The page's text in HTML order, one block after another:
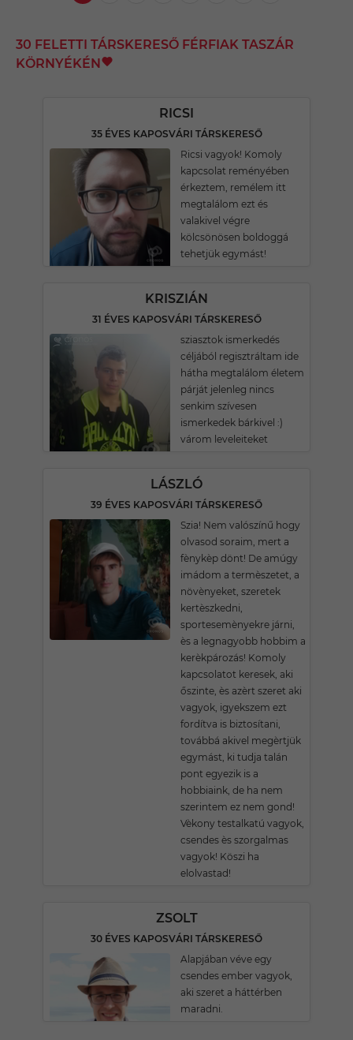
30 FELETTI TÁRSKERESŐ FÉRFIAK TASZÁR
KÖRNYÉKÉN
RICSI
35 ÉVES KAPOSVÁRI TÁRSKERESŐ
Ricsi vagyok! Komoly
kapcsolat reményében
érkeztem, remélem itt
megtalálom ezt és
valakivel végre
kölcsönösen boldoggá
tehetjük egymást!
KRISZIÁN
31 ÉVES KAPOSVÁRI TÁRSKERESŐ
sziasztok ismerkedés
céljából regisztráltam ide
hátha megtalálom életem
párját jelenleg nincs
senkim szívesen
ismerkedek bárkivel :)
várom leveleiteket
LÁSZLÓ
39 ÉVES KAPOSVÁRI TÁRSKERESŐ
Szia! Nem valószínű hogy
olvasod soraim, mert a
fènykèp dönt! De amúgy
imádom a termèszetet, a
növènyeket, szeretek
kertèszkedni,
sportesemènyekre járni,
ès a legnagyobb hobbim a
kerèkpározás! Komoly
kapcsolatot keresek, aki
őszinte, ès azèrt szeret aki
vagyok, igyekszem ezt
fordítva is biztosítani,
továbbá akivel megèrtjük
egymást, ki tudja talán
pont egyezik is a
hobbiaink, de ha nem
szerintem ez nem gond!
Vèkony testalkatú vagyok,
csendes ès szorgalmas
vagyok! Köszi ha
elolvastad!
ZSOLT
30 ÉVES KAPOSVÁRI TÁRSKERESŐ
Alapjában véve egy
csendes ember vagyok,
aki szeret a háttérben
maradni.